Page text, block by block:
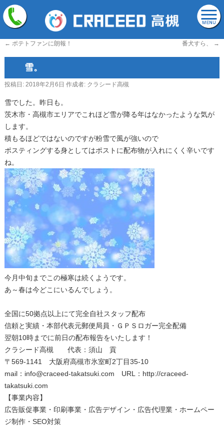
← ポテトファンに朗報！ 番犬すら、 →
雪。
投稿日: 2018年2月6日 作成者: クラシード高槻
雪でした。昨日も。
茨木市・高槻市エリアでこれほど雪が降る年はなかったような気が
します。
積もるほどではないのですが粉雪で風が強いので
ポスティングする身としてはポストに配布物が入れにくく辛いです
ね。
今月中旬までこの極寒は続くようです。
あ～春は今どこにいるんでしょう。
全国に50拠点以上にて完全自社スタッフ配布
信頼と実績・本部代表元郵便局員・ＧＰＳロガー完全配備
翌朝10時までに前日の配布報告をいたします！
クラシード高槻 代表：須山 貢
〒569-1141 大阪府高槻市氷室町2丁目35-10
mail：info@craceed-takatsuki.com URL：http://craceed-
takatsuki.com
【事業内容】
広告販促事業・印刷事業・広告デザイン・広告代理業・ホームペー
ジ制作・SEO対策